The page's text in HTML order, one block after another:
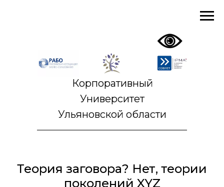
Корпоративный
Университет
Ульяновской области
Теория заговора? Нет, теории
поколений XYZ